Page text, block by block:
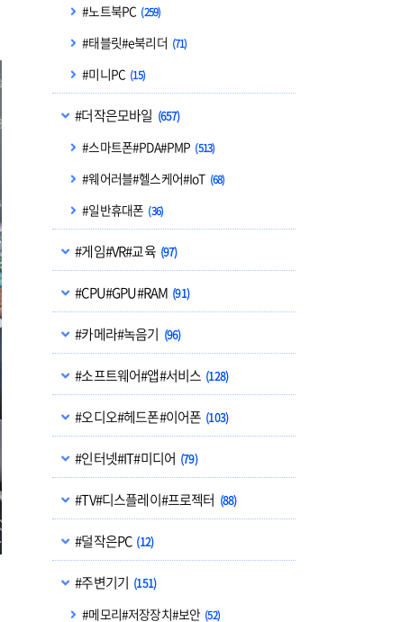
#노트북PC (259)
#태블릿#e북리더 (71)
#미니PC (15)
#더작은모바일 (657)
#스마트폰#PDA#PMP (513)
#웨어러블#헬스케어#IoT (68)
#일반휴대폰 (36)
#게임#VR#교육 (97)
#CPU#GPU#RAM (91)
#카메라#녹음기 (96)
#소프트웨어#앱#서비스 (128)
#오디오#헤드폰#이어폰 (103)
#인터넷#IT#미디어 (79)
#TV#디스플레이#프로젝터 (88)
#덜작은PC (12)
#주변기기 (151)
#메모리#저장장치#보안 (52)